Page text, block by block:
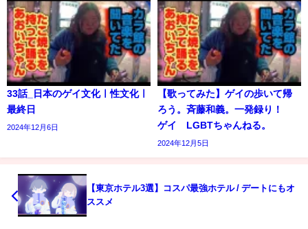
33話_日本のゲイ文化ㅣ性文化ㅣ
最終日
2024年12月6日
【歌ってみた】ゲイの歩いて帰
ろう。斉藤和義。一発録り！
ゲイ LGBTちゃんねる。
2024年12月5日
【東京ホテル3選】コスパ最強ホテル / デートにもオ
ススメ